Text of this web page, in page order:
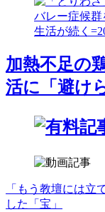
加熱不足の
活に「避け
「もう教壇には
した「宝」